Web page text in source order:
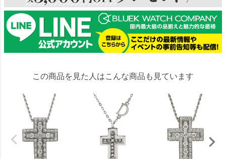
この商品を見た人はこんな商品も見ています